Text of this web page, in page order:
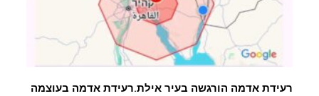
רעידת אדמה הורגשה בעיר אילת.רעידת אדמה בעוצמה